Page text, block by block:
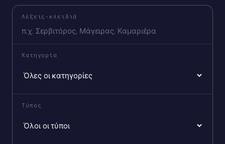
Λέξεις-κλειδιά
Κατηγορία
Τύπος